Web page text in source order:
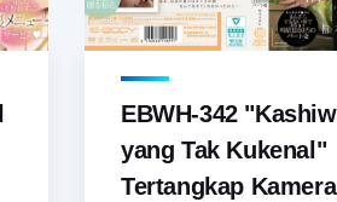
EBWH-342
yang Tak Kukenal"
Tertangkap Kamera